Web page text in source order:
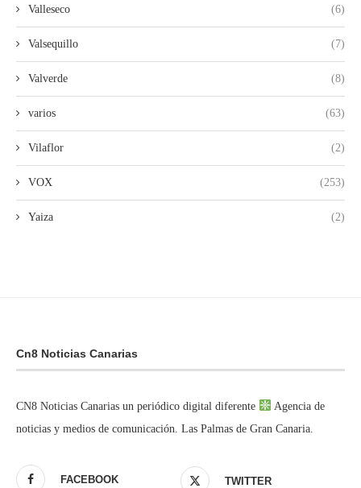
Valleseco (6)
Valsequillo (7)
Valverde (8)
varios (63)
Vilaflor (2)
VOX (253)
Yaiza (2)
Cn8 Noticias Canarias
CN8 Noticias Canarias un periódico digital diferente
Agencia de
noticias y medios de comunicación. Las Palmas de Gran Canaria.
FACEBOOK TWITTER